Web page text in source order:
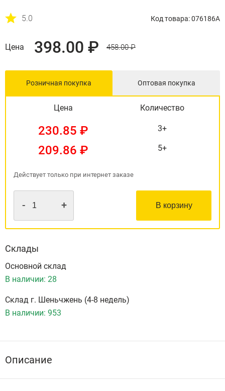
5.0 Код товара: 076186A
Цена 398.00 ₽ 458.00 ₽
Розничная покупка Оптовая покупка
Цена Количество
230.85 ₽ 3+
209.86 ₽ 5+
- + В корзину
Действует только при интернет заказе
Склады
Основной склад
В наличии: 28
Склад г. Шеньчжень (4-8 недель)
В наличии: 953
Описание